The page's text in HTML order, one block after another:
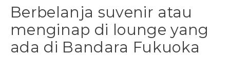
Berbelanja suvenir atau
menginap di lounge yang
ada di Bandara Fukuoka